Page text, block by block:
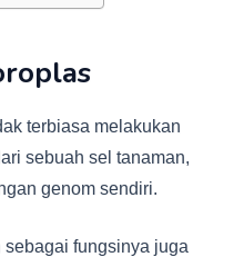
terbiasa melakukan
sebuah sel tanaman,
genom sendiri.
fungsinya juga